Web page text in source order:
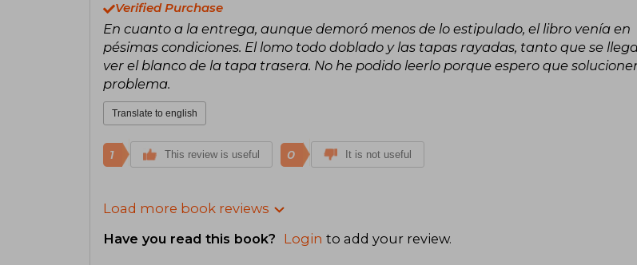
Verified Purchase
En cuanto a la entrega, aunque demoró menos de lo estipulado, el libro venía en
pésimas condiciones. El lomo todo doblado y las tapas rayadas, tanto que se
ver el blanco de la tapa trasera. No he podido leerlo porque espero que
problema.
Translate to english
1 This review is useful 0 It is not useful
Load more book reviews
Have you read this book? Login to add your review.